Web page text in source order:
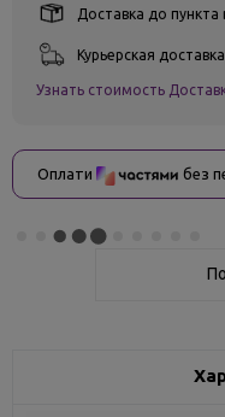
Доставка до пункта
Курьерская доставка
Узнать стоимость
Оплати без